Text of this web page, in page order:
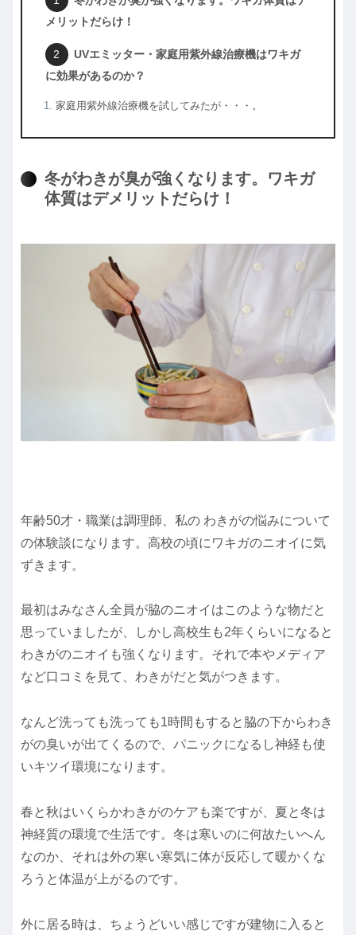
メリットだらけ！
UVエミッター・家庭用紫外線治療機はワキガ
に効果があるのか？
家庭用紫外線治療機を試してみたが・・・。
冬がわきが臭が強くなります。ワキガ
体質はデメリットだらけ！
年齢50才・職業は調理師、私の わきがの悩みについて
の体験談になります。高校の頃にワキガのニオイに気
ずきます。
最初はみなさん全員が脇のニオイはこのような物だと
思っていましたが、しかし高校生も2年くらいになると
わきがのニオイも強くなります。それで本やメディア
など口コミを見て、わきがだと気がつきます。
なんど洗っても洗っても1時間もすると脇の下からわき
がの臭いが出てくるので、パニックになるし神経も使
いキツイ環境になります。
春と秋はいくらかわきがのケアも楽ですが、夏と冬は
神経質の環境で生活です。冬は寒いのに何故たいへん
なのか、それは外の寒い寒気に体が反応して暖かくな
ろうと体温が上がるのです。
外に居る時は、ちょうどいい感じですが建物に入ると